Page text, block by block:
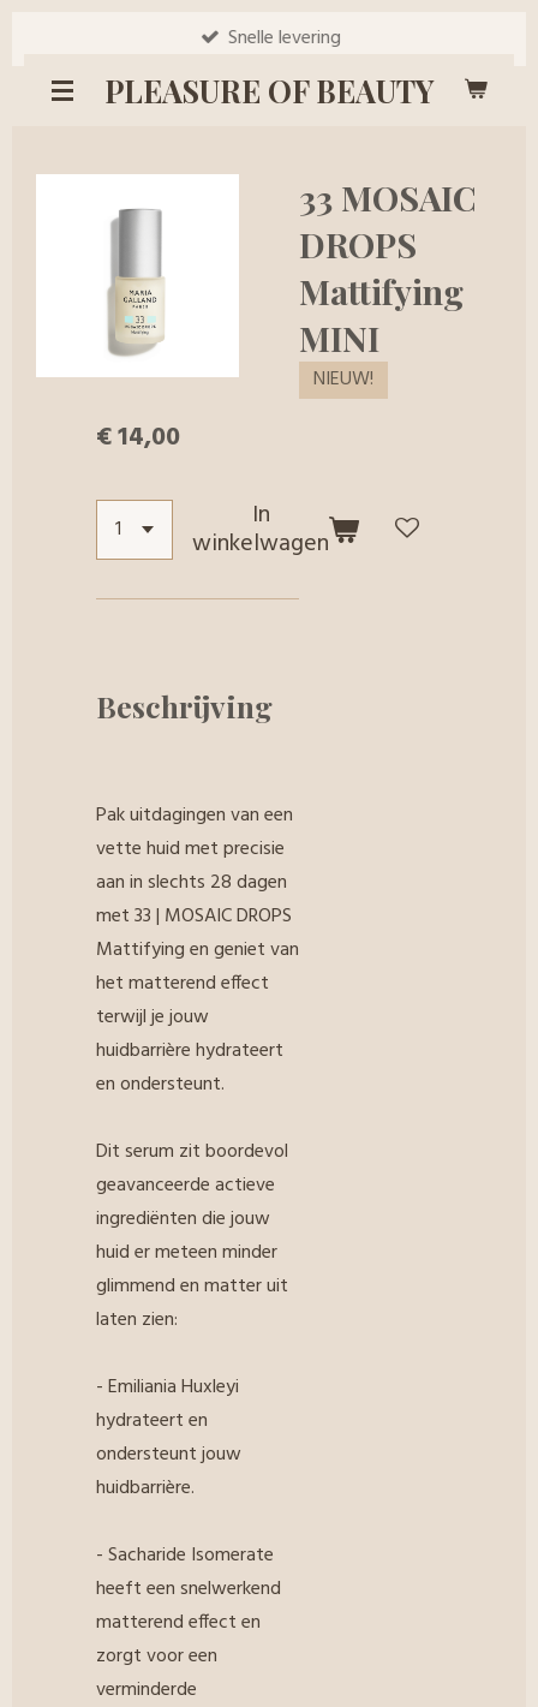
PLEASURE OF BEAUTY
Snelle levering
33 MOSAIC
DROPS
Mattifying
MINI
NIEUW!
€ 14,00
In
winkelwagen
Beschrijving
Pak uitdagingen van een
vette huid met precisie
aan in slechts 28 dagen
met 33 | MOSAIC DROPS
Mattifying en geniet van
het matterend effect
terwijl je jouw
huidbarrière hydrateert
en ondersteunt.
Dit serum zit boordevol
geavanceerde actieve
ingrediënten die jouw
huid er meteen minder
glimmend en matter uit
laten zien:
- Emiliania Huxleyi
hydrateert en
ondersteunt jouw
huidbarrière.
- Sacharide Isomerate
heeft een snelwerkend
matterend effect en
zorgt voor een
verminderde